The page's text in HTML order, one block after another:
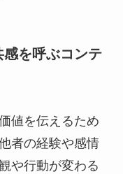
を呼ぶコンテ
値を伝えるため
者の経験や感情
や行動が変わる